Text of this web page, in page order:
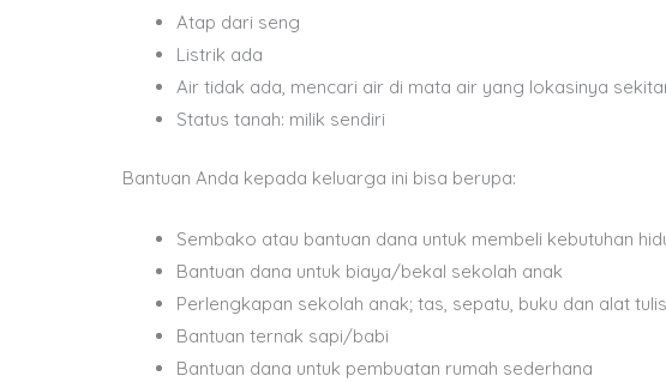
Atap dari seng
Listrik ada
Air tidak ada, mencari air di mata air yang lokasinya
Status tanah: milik sendiri
Bantuan Anda kepada keluarga ini bisa berupa:
Sembako atau bantuan dana untuk membeli kebutuhan
Bantuan dana untuk biaya/bekal sekolah anak
Perlengkapan sekolah anak; tas, sepatu, buku dan alat tulis
Bantuan ternak sapi/babi
Bantuan dana untuk pembuatan rumah sederhana